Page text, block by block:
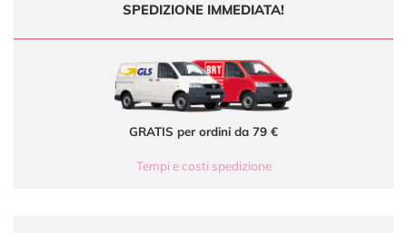
SPEDIZIONE IMMEDIATA!
GRATIS per ordini da 79 €
Tempi e costi spedizione